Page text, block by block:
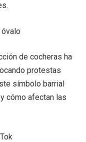
de cocheras ha
protestas
símbolo barrial
cómo afectan las